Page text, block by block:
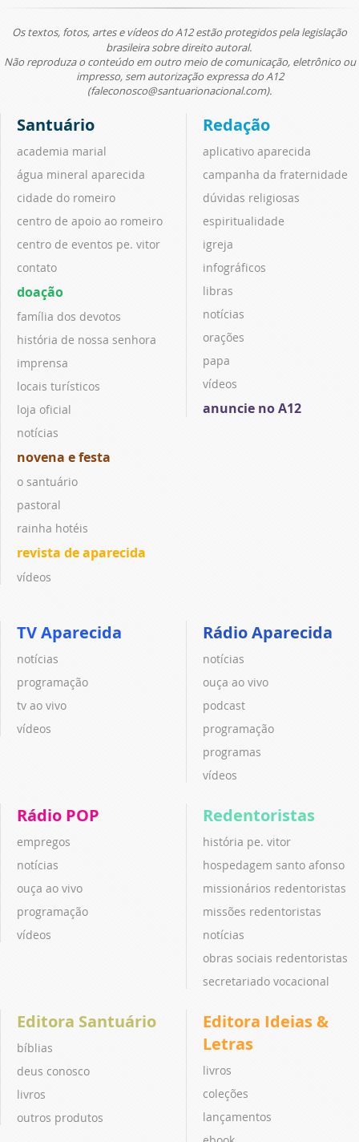
Os textos, fotos, artes e vídeos do A12 estão protegidos pela legislação
brasileira sobre direito autoral.
Não reproduza o conteúdo em outro meio de comunicação, eletrônico ou
impresso, sem autorização expressa do A12
(faleconosco@santuarionacional.com).
Santuário
academia marial
água mineral aparecida
cidade do romeiro
centro de apoio ao romeiro
centro de eventos pe. vitor
contato
doação
família dos devotos
história de nossa senhora
imprensa
locais turísticos
loja oficial
notícias
novena e festa
o santuário
pastoral
rainha hotéis
revista de aparecida
vídeos
Redação
aplicativo aparecida
campanha da fraternidade
dúvidas religiosas
espiritualidade
igreja
infográficos
libras
notícias
orações
papa
vídeos
anuncie no A12
TV Aparecida
notícias
programação
tv ao vivo
vídeos
Rádio Aparecida
notícias
ouça ao vivo
podcast
programação
programas
vídeos
Rádio POP
empregos
notícias
ouça ao vivo
programação
vídeos
Redentoristas
história pe. vitor
hospedagem santo afonso
missionários redentoristas
missões redentoristas
notícias
obras sociais redentoristas
secretariado vocacional
Editora Santuário
bíblias
deus conosco
livros
outros produtos
Editora Ideias &
Letras
livros
coleções
lançamentos